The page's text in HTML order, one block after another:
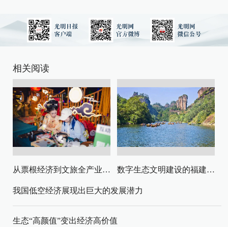
相关阅读
从票根经济到文旅全产业链升级 数字生态文明建设的福建路径与启示
我国低空经济展现出巨大的发展潜力
生态“高颜值”变出经济高价值